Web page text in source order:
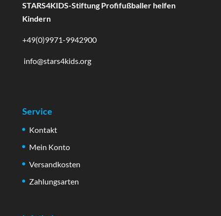
STARS4KIDS-Stiftung Profifußballer helfen
Kindern
+49(0)9971-9942900
info@stars4kids.org
Service
Kontakt
Mein Konto
Versandkosten
Zahlungsarten